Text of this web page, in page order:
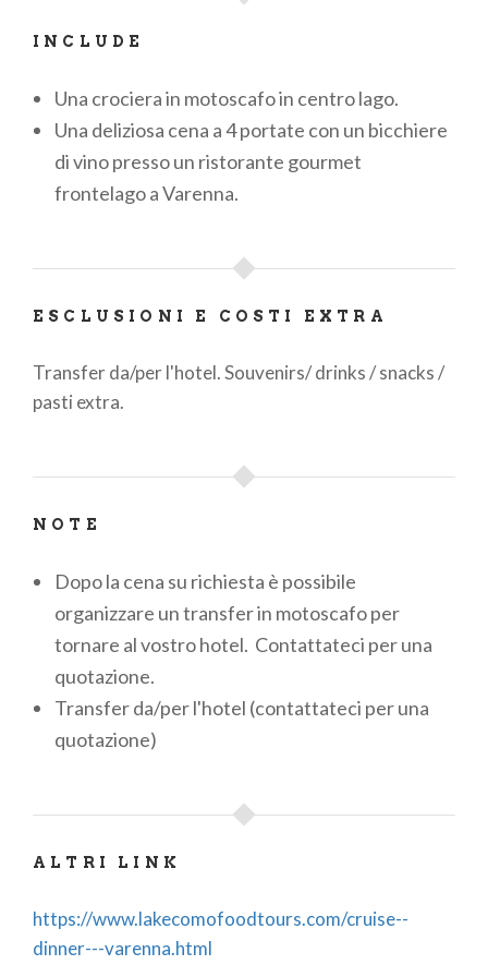
INCLUDE
Una crociera in motoscafo in centro lago.
Una deliziosa cena a 4 portate con un bicchiere
di vino presso un ristorante gourmet
frontelago a Varenna​.
ESCLUSIONI E COSTI EXTRA
Transfer da/per l'hotel. Souvenirs/ drinks / snacks /
pasti extra​.
NOTE
Dopo la cena su richiesta è possibile
organizzare un transfer in motoscafo per
tornare al vostro hotel. Contattateci per una
quotazione.
Transfer da/per l'hotel (contattateci per una
quotazione)
ALTRI LINK
https://www.lakecomofoodtours.com/cruise--
dinner---varenna.html